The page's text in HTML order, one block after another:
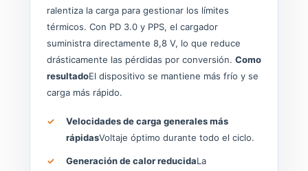
ralentiza la carga para gestionar los límites
térmicos. Con PD 3.0 y PPS, el cargador
suministra directamente 8,8 V, lo que reduce
drásticamente las pérdidas por conversión. Como
resultadoEl dispositivo se mantiene más frío y se
carga más rápido.
Velocidades de carga generales más
rápidasVoltaje óptimo durante todo el ciclo.
Generación de calor reducidaLa